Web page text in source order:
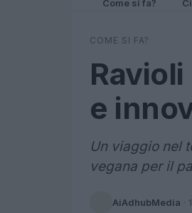
Come si fa?
COME SI FA?
e
Un viaggio nel
vegana per il
AiAdhubMedia ·